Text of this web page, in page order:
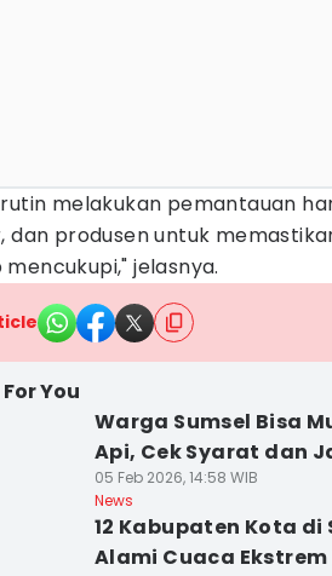
rutin melakukan pemantauan
produsen untuk
jelasnya.
You
Warga Sumsel Bisa
Api, Cek Syarat dan
05 Feb 2026, 14:58 WIB
News
12 Kabupaten Kota di
Alami Cuaca Ekstrem